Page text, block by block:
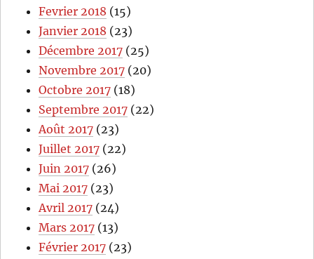
Fevrier 2018 (15)
Janvier 2018 (23)
Décembre 2017 (25)
Novembre 2017 (20)
Octobre 2017 (18)
Septembre 2017 (22)
Août 2017 (23)
Juillet 2017 (22)
Juin 2017 (26)
Mai 2017 (23)
Avril 2017 (24)
Mars 2017 (13)
Février 2017 (23)